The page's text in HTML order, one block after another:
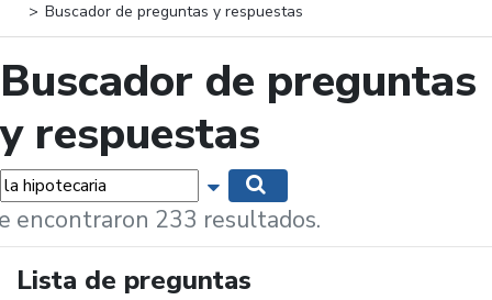
Buscador de preguntas y respuestas
Buscador de preguntas
y respuestas
Mostrar opciones de búsqueda
encontraron 233 resultados.
Lista de preguntas